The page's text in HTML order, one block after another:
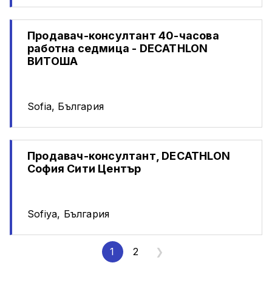
Продавач-консултант 40-часова
работна седмица - DECATHLON
ВИТОША
Sofia, България
Продавач-консултант, DECATHLON
София Сити Център
Sofiya, България
1 2 ❯